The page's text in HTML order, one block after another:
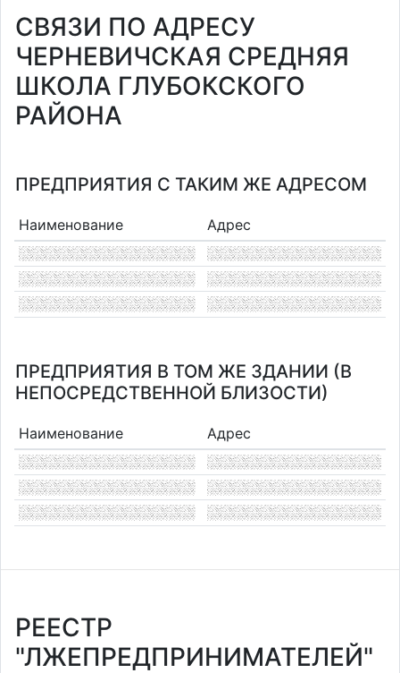
СВЯЗИ ПО АДРЕСУ
ЧЕРНЕВИЧСКАЯ СРЕДНЯЯ
ШКОЛА ГЛУБОКСКОГО
РАЙОНА
ПРЕДПРИЯТИЯ С ТАКИМ ЖЕ АДРЕСОМ
Наименование Адрес
ПРЕДПРИЯТИЯ В ТОМ ЖЕ ЗДАНИИ (В
НЕПОСРЕДСТВЕННОЙ БЛИЗОСТИ)
Наименование Адрес
РЕЕСТР
"ЛЖЕПРЕДПРИНИМАТЕЛЕЙ"